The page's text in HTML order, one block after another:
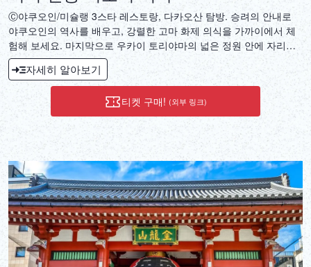
Ⓒ야쿠오인/미슐랭 3스타 레스토랑, 다카오산 탐방. 승려의 안내로
야쿠오인의 역사를 배우고, 강렬한 고마 화제 의식을 가까이에서 체
험해 보세요. 마지막으로 우카이 토리야마의 넓은 정원 안에 자리한
개인 공간에서 숯불구이 만찬을 즐기실 수 있습니다.
자세히 알아보기
티켓 구매! (외부 링크)